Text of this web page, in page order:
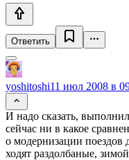
Ответить
yoshitoshi11 июл 2008 в
И надо сказать,
сейчас ни в какое
о модернизации поездов
ходят раздолбаные,